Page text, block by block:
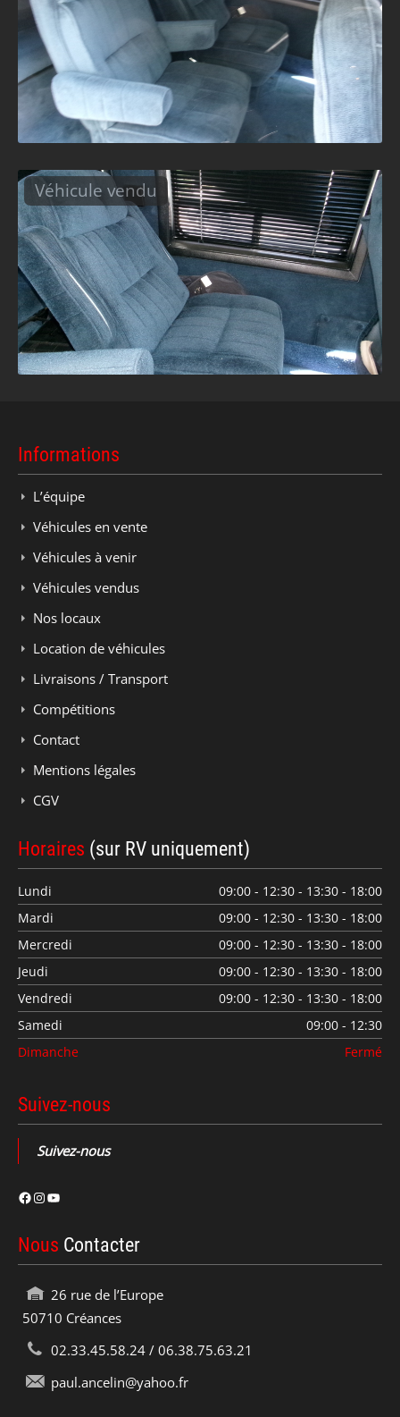
Véhicule vendu
Informations
L’équipe
Véhicules en vente
Véhicules à venir
Véhicules vendus
Nos locaux
Location de véhicules
Livraisons / Transport
Compétitions
Contact
Mentions légales
CGV
Horaires (sur RV uniquement)
Lundi
09:00 - 12:30 - 13:30 - 18:00
Mardi
09:00 - 12:30 - 13:30 - 18:00
Mercredi
09:00 - 12:30 - 13:30 - 18:00
Jeudi
09:00 - 12:30 - 13:30 - 18:00
Vendredi
09:00 - 12:30 - 13:30 - 18:00
Samedi
09:00 - 12:30
Dimanche
Fermé
Suivez-nous
Suivez-nous
Facebook
Instagram
YouTube
Nous Contacter
26 rue de l’Europe
50710 Créances
02.33.45.58.24 / 06.38.75.63.21
paul.ancelin@yahoo.fr